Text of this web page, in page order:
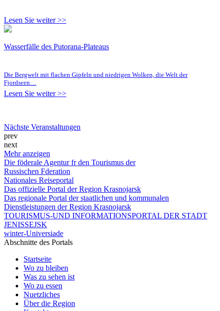
Lesen Sie weiter >>
Wasserfälle des Putorana-Plateaus
Die Bergwelt mit flachen Gipfeln und niedrigen Wolken, die Welt der
Fjordseen…
Lesen Sie weiter >>
Nächste Veranstaltungen
prev
next
Mehr anzeigen
Die föderale Agentur fr den Tourismus der
Russischen Fderation
Nationales Reiseportal
Das offizielle Portal der Region Krasnojarsk
Das regionale Portal der staatlichen und kommunalen
Dienstleistungen der Region Krasnojarsk
TOURISMUS-UND INFORMATIONSPORTAL DER STADT
JENISSEJSK
winter-Universiade
Abschnitte des Portals
Startseite
Wo zu bleiben
Was zu sehen ist
Wo zu essen
Nuetzliches
Über die Region